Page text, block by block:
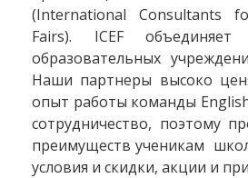
(International Consultants
Fairs). ICEF объединяет
образовательных
Наши партнеры высоко
опыт работы команды
сотрудничество, поэтому
преимуществ ученикам
условия и скидки, акции и